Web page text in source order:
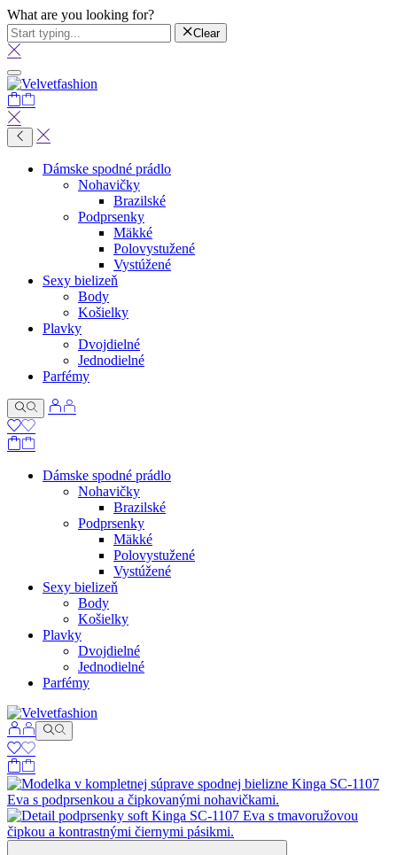
What are you looking for?
Clear
Dámske spodné prádlo
Nohavičky
Brazilské
Podprsenky
Mäkké
Polovystužené
Vystúžené
Sexy bielizeň
Body
Košielky
Plavky
Dvojdielné
Jednodielné
Parfémy
Dámske spodné prádlo
Nohavičky
Brazilské
Podprsenky
Mäkké
Polovystužené
Vystúžené
Sexy bielizeň
Body
Košielky
Plavky
Dvojdielné
Jednodielné
Parfémy